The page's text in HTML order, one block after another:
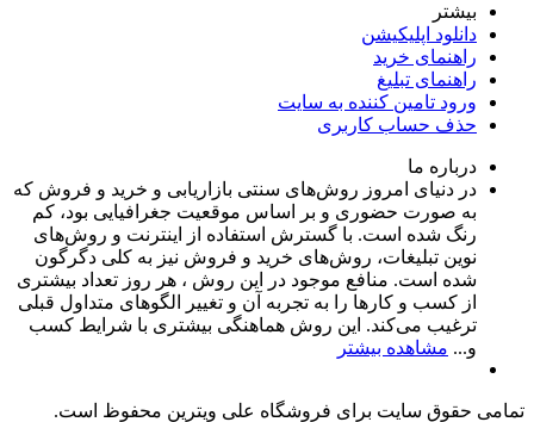
بیشتر
دانلود اپلیکیشن
راهنمای خرید
راهنمای تبلیغ
ورود تامین کننده به سایت
حذف حساب کاربری
درباره ما
در دنیای امروز روش‌های سنتی بازاریابی و خرید و فروش که
به صورت حضوری و بر اساس موقعیت جغرافیایی بود، کم
رنگ شده است. با گسترش استفاده از اینترنت و روش‌های
نوین تبلیغات، روش‌های خرید و فروش نیز به کلی دگرگون
شده است. منافع موجود در این روش ، هر روز تعداد بیشتری
از کسب و کارها را به تجربه‌ آن و تغییر الگوهای متداول قبلی
ترغیب می‌کند. این روش هماهنگی بیشتری با شرایط کسب
و... مشاهده بیشتر
تمامی حقوق سایت برای فروشگاه علی ویترین محفوظ است.